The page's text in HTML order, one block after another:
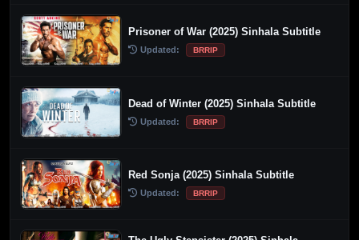
Prisoner of War (2025) Sinhala Subtitle
Updated: BRRIP
Dead of Winter (2025) Sinhala Subtitle
Updated: BRRIP
Red Sonja (2025) Sinhala Subtitle
Updated: BRRIP